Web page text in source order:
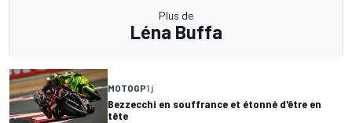
Plus de
Léna Buffa
MOTOGP1 j
Bezzecchi en souffrance et étonné d'être en
tête